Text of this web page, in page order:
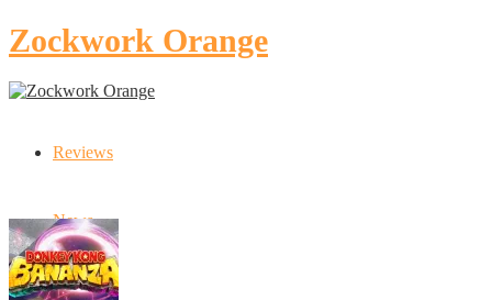
Zockwork Orange
Reviews
News
Artikel